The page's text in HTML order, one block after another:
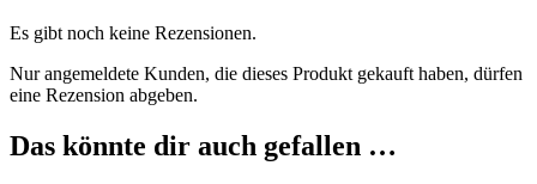
Es gibt noch keine Rezensionen.
Nur angemeldete Kunden, die dieses Produkt gekauft haben, dürfen
eine Rezension abgeben.
Das könnte dir auch gefallen …